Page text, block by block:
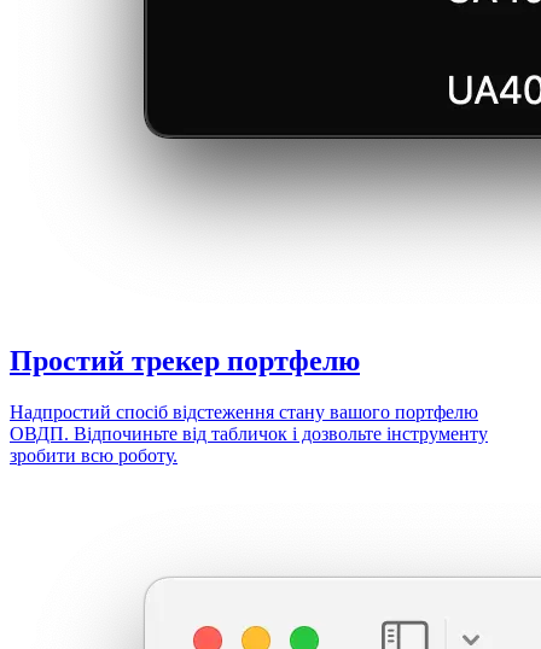
Простий трекер портфелю
Надпростий спосіб відстеження стану вашого портфелю
ОВДП. Відпочиньте від табличок і дозвольте інструменту
зробити всю роботу.